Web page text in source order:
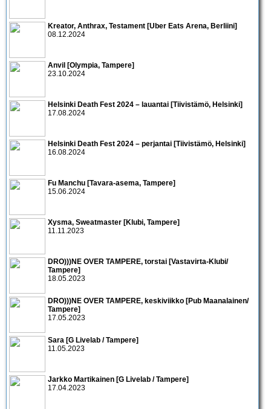
Kreator, Anthrax, Testament [Uber Eats Arena, Berliini]
08.12.2024
Anvil [Olympia, Tampere]
23.10.2024
Helsinki Death Fest 2024 – lauantai [Tiivistämö, Helsinki]
17.08.2024
Helsinki Death Fest 2024 – perjantai [Tiivistämö, Helsinki]
16.08.2024
Fu Manchu [Tavara-asema, Tampere]
15.06.2024
Xysma, Sweatmaster [Klubi, Tampere]
11.11.2023
DRO)))NE OVER TAMPERE, torstai [Vastavirta-Klubi/
Tampere]
18.05.2023
DRO)))NE OVER TAMPERE, keskiviikko [Pub Maanalainen/
Tampere]
17.05.2023
Sara [G Livelab / Tampere]
11.05.2023
Jarkko Martikainen [G Livelab / Tampere]
17.04.2023